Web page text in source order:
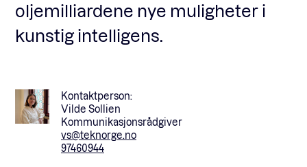
oljemilliardene nye muligheter i
kunstig intelligens.
Kontaktperson:
Vilde Sollien
Kommunikasjonsrådgiver
vs@teknorge.no
97460944